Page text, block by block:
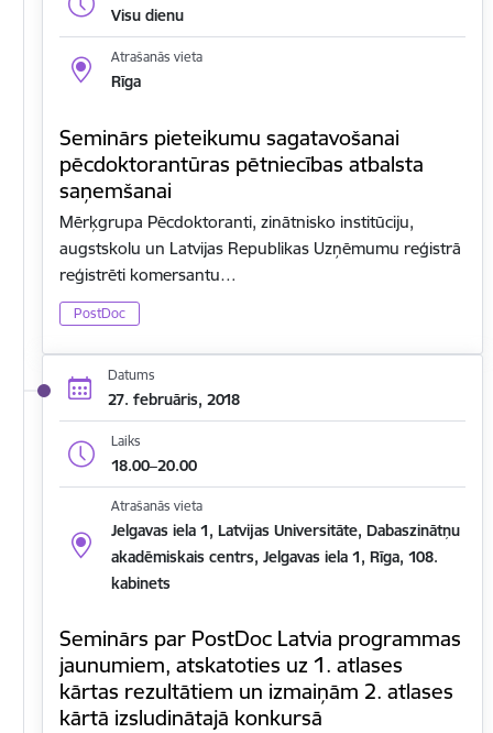
Visu dienu
Atrašanās vieta
Rīga
Seminārs pieteikumu sagatavošanai
pēcdoktorantūras pētniecības atbalsta
saņemšanai
Mērķgrupa Pēcdoktoranti, zinātnisko institūciju,
augstskolu un Latvijas Republikas Uzņēmumu reģistrā
reģistrēti komersantu…
PostDoc
Datums
27. februāris, 2018
Laiks
18.00–20.00
Atrašanās vieta
Jelgavas iela 1, Latvijas Universitāte, Dabaszinātņu
akadēmiskais centrs, Jelgavas iela 1, Rīga, 108.
kabinets
Seminārs par PostDoc Latvia programmas
jaunumiem, atskatoties uz 1. atlases
kārtas rezultātiem un izmaiņām 2. atlases
kārtā izsludinātajā konkursā